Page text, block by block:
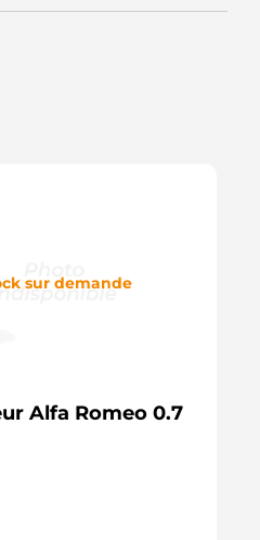
sur demande
Alfa Romeo 0.7